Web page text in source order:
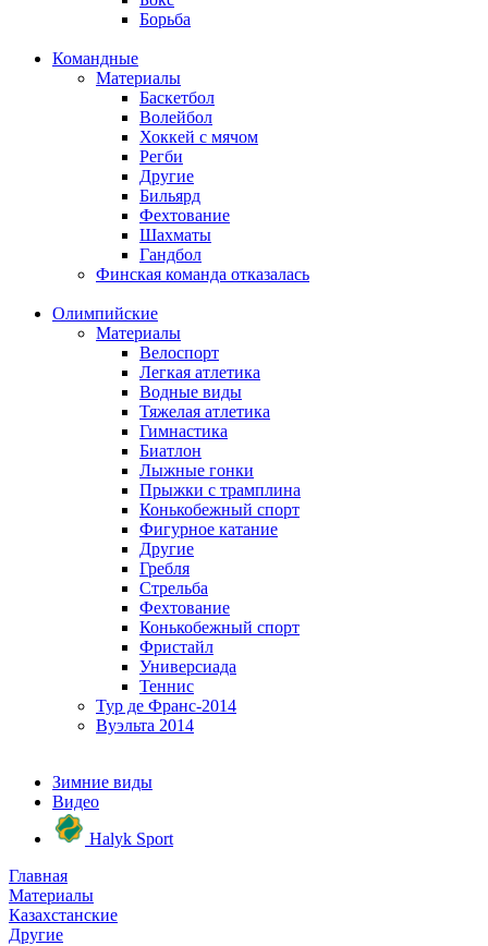
Борьба
Командные
Материалы
Баскетбол
Волейбол
Хоккей с мячом
Регби
Другие
Бильярд
Фехтование
Шахматы
Гандбол
Финская команда отказалась
Олимпийские
Материалы
Велоспорт
Легкая атлетика
Водные виды
Тяжелая атлетика
Гимнастика
Биатлон
Лыжные гонки
Прыжки с трамплина
Конькобежный спорт
Фигурное катание
Другие
Гребля
Стрельба
Фехтование
Конькобежный спорт
Фристайл
Универсиада
Теннис
Тур де Франс-2014
Вуэльта 2014
Зимние виды
Видео
Halyk Sport
Главная
Материалы
Казахстанские
Другие